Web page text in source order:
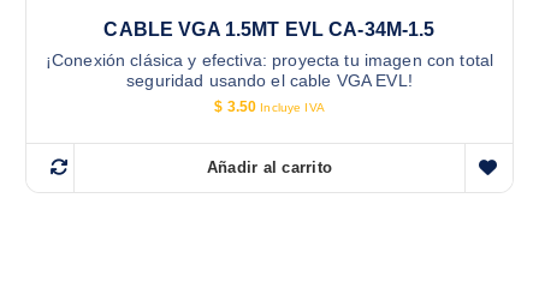
CABLE VGA 1.5MT EVL CA-34M-1.5
¡Conexión clásica y efectiva: proyecta tu imagen con total
seguridad usando el cable VGA EVL!
$ 3.50 Incluye IVA
Añadir al carrito